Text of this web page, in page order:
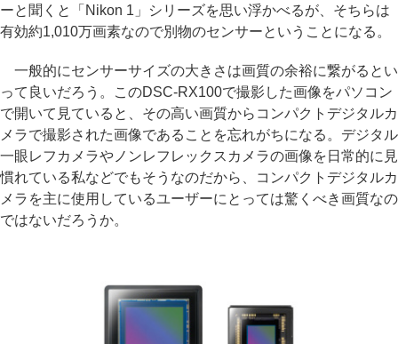
ーと聞くと「Nikon 1」シリーズを思い浮かべるが、そちらは
有効約1,010万画素なので別物のセンサーということになる。
一般的にセンサーサイズの大きさは画質の余裕に繋がるとい
って良いだろう。このDSC-RX100で撮影した画像をパソコン
で開いて見ていると、その高い画質からコンパクトデジタルカ
メラで撮影された画像であることを忘れがちになる。デジタル
一眼レフカメラやノンレフレックスカメラの画像を日常的に見
慣れている私などでもそうなのだから、コンパクトデジタルカ
メラを主に使用しているユーザーにとっては驚くべき画質なの
ではないだろうか。